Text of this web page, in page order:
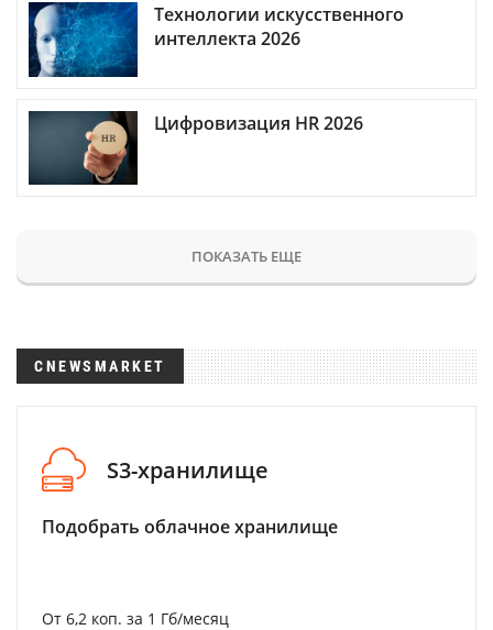
Технологии искусственного
интеллекта 2026
Цифровизация HR 2026
ПОКАЗАТЬ ЕЩЕ
CNEWSMARKET
S3-хранилище
Подобрать облачное хранилище
От 6,2 коп. за 1 Гб/месяц